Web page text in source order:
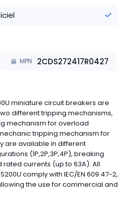
MPN 2CDS272417R0427
miniature circuit breakers are
different tripping mechanisms,
mechanism for overload
tripping mechanism for
are available in different
(1P,2P,3P,4P), breaking
currents (up to 63A). All
comply with IEC/EN 609 47-2,
the use for commercial and